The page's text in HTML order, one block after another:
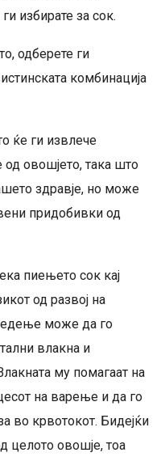
избирате за сок.
одберете ги
комбинација
ќе ги извлече
од овошјето, така што
здравје, но може
придобивки од
пиењето сок кај
од развој на
може да го
влакна и
му помагаат на
на варење и да го
во крвотокот. Бидејќи
целото овошје, тоа